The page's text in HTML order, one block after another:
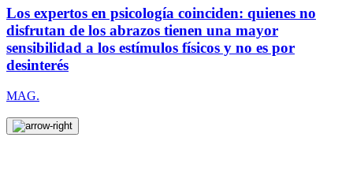
Los expertos en psicología coinciden: quienes no
disfrutan de los abrazos tienen una mayor
sensibilidad a los estímulos físicos y no es por
desinterés
MAG.